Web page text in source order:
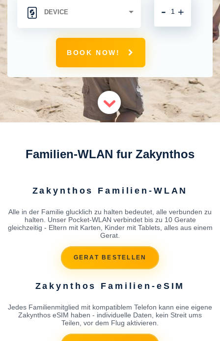
+
-
BOOK NOW!
Familien-WLAN fur Zakynthos
Zakynthos Familien-WLAN
Alle in der Familie glucklich zu halten bedeutet, alle verbunden zu
halten. Unser Pocket-WLAN verbindet bis zu 10 Gerate
gleichzeitig - Eltern mit Karten, Kinder mit Tablets, alles aus einem
Gerat.
GERAT BESTELLEN
Zakynthos Familien-eSIM
Jedes Familienmitglied mit kompatiblem Telefon kann eine eigene
Zakynthos eSIM haben - individuelle Daten, kein Streit ums
Teilen, vor dem Flug aktivieren.